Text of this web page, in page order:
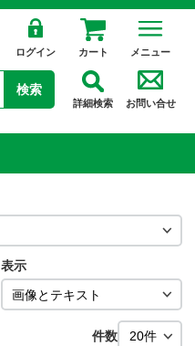
ログイン カート メニュー
検索
詳細検索 お問い合せ
表示
件数